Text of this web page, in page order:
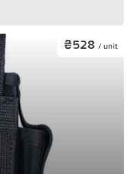
₴528 / unit